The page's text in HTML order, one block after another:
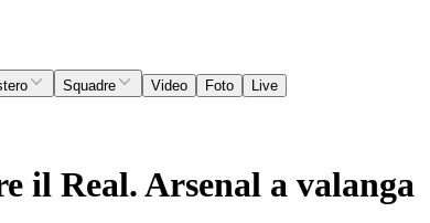
Squadre Video Foto
Live
il Real. Arsenal a valanga